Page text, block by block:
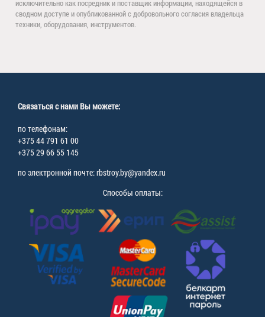
исключительно как посредник и поставщик информации, находящейся в
сводном доступе и опубликованной с добровольного согласия владельца
техники, оборудования, инструментов.
Связаться с нами Вы можете:
по телефонам:
+375 44 791 61 00
+375 29 66 55 145
по электронной почте: rbstroy.by@yandex.ru
Способы оплаты: